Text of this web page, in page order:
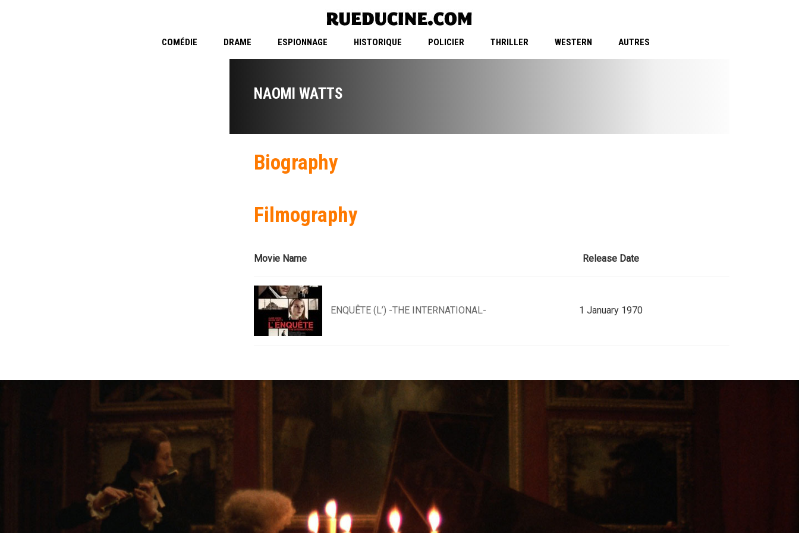
COMÉDIE DRAME ESPIONNAGE HISTORIQUE POLICIER THRILLER WESTERN AUTRES
NAOMI WATTS
Biography
Filmography
Movie Name Release Date
ENQUÊTE (L’) -THE INTERNATIONAL- 1 January 1970